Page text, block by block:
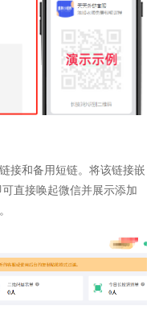
接和备用短链。将该链接嵌
直接唤起微信并展示添加